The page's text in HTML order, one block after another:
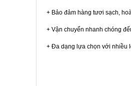
+ Bảo đảm hàng tươi sạch,
+ Vận chuyển nhanh chóng
+ Đa dạng lựa chọn với nhiều